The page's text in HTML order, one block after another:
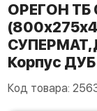
ОРЕГОН ТБ 01 Тумба 800
Корпус
Код товара: